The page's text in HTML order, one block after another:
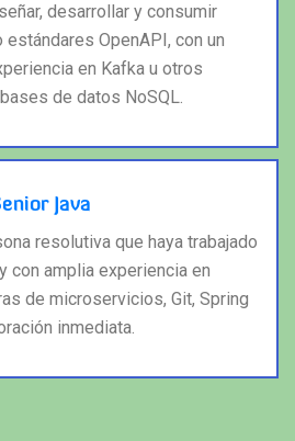
desarrollar y consumir
OpenAPI, con un
en Kafka u otros
de datos NoSQL.
Java
resolutiva que haya trabajado
con amplia experiencia en
de microservicios, Git, Spring
inmediata.